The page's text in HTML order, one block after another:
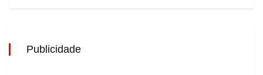
Publicidade